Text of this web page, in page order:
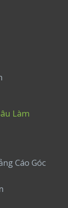
Làm
Cáo Góc